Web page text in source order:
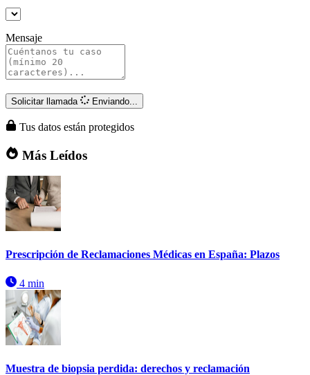
Mensaje
Solicitar llamada Enviando...
Tus datos están protegidos
Más Leídos
Prescripción de Reclamaciones Médicas en España: Plazos
4 min
Muestra de biopsia perdida: derechos y reclamación